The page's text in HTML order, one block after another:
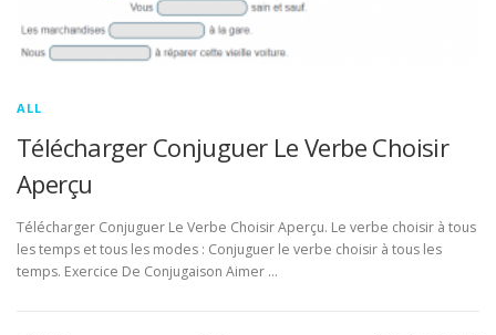
ALL
Télécharger Conjuguer Le Verbe Choisir
Aperçu
Télécharger Conjuguer Le Verbe Choisir Aperçu. Le verbe choisir à tous
les temps et tous les modes : Conjuguer le verbe choisir à tous les
temps. Exercice De Conjugaison Aimer …